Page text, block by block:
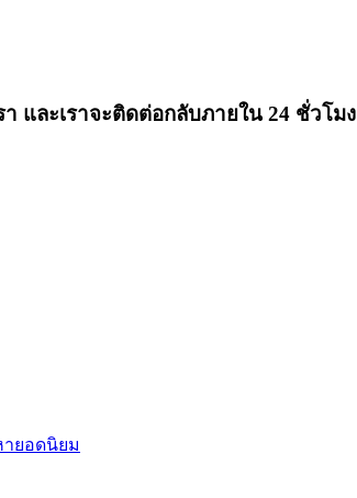
และเราจะติดต่อกลับภายใน 24 ชั่วโมง
ยอดนิยม